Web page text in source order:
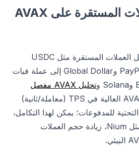
دعم Visa للعملات المستقرة على AVAX
وسعت Visa نطاق تحويل العملات المستقرة مثل USDC
وEuro Coin وPayPal USD وGlobal Dollar إلى عملة فيات
تحليل AVAX مفصل
وStellar. يجعل سعة AVAX العالية في TPS (معاملة/ثانية)
التحتية للمدفوعات؛ يمكن لهذا التكامل،
عند الجمع مع منصات مثل Nium، زيادة حجم العملات